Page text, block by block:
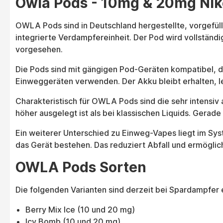
OWLA Pods sind in Deutschland hergestellte,
integrierte Verdampfereinheit. Der Pod wird
vorgesehen.
Die Pods sind mit gängigen Pod-Geräten kompatibel,
Einweggeräten verwenden. Der Akku bleibt erhalten,
Charakteristisch für OWLA Pods sind die sehr
höher ausgelegt ist als bei klassischen Liquids.
Ein weiterer Unterschied zu Einweg-Vapes liegt im
das Gerät bestehen. Das reduziert Abfall und
OWLA Pods Sorten
Die folgenden Varianten sind derzeit bei Spardampfer
Berry Mix Ice (10 und 20 mg)